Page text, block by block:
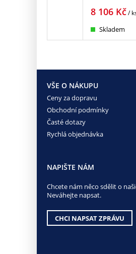
8 106Kč/
Skladem
VŠE O NÁKUPU
Ceny za dopravu
Obchodní podmínky
Časté dotazy
Rychlá objednávka
NAPIŠTE NÁM
Chcete nám něco sdělit o
Neváhejte napsat.
CHCI NAPSAT ZPRÁVU